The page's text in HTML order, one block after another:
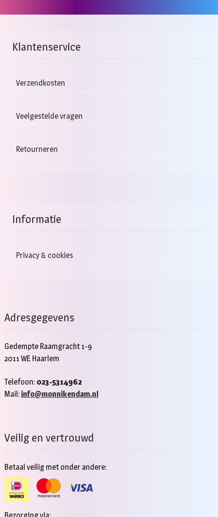
Klantenservice
Verzendkosten
Veelgestelde vragen
Retourneren
Informatie
Privacy & cookies
Adresgegevens
Gedempte Raamgracht 1-9
2011 WE Haarlem
Telefoon: 023-5314962
Mail: info@monnikendam.nl
Veilig en vertrouwd
Betaal veilig met onder andere:
Bezorging via: